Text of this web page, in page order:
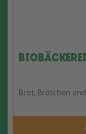
Brot, Brötchen